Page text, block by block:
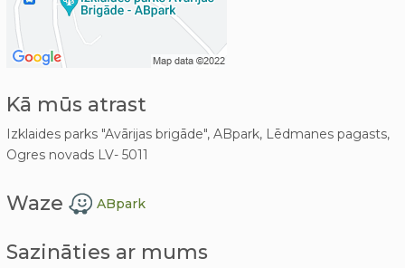
Kā mūs atrast
Izklaides parks "Avārijas brigāde", ABpark, Lēdmanes pagasts,
Ogres novads LV- 5011
Waze ABpark
Sazināties ar mums